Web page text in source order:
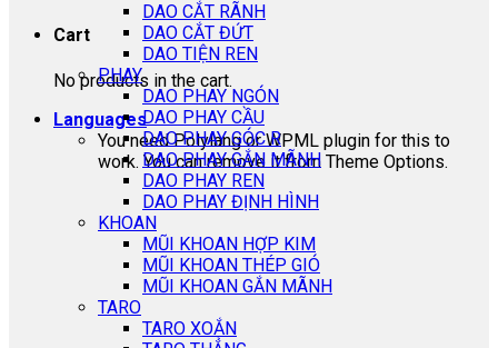
Cart
No products in the cart.
Languages
You need Polylang or WPML plugin for this to
work. You can remove it from Theme Options.
DAO CẮT RÃNH
DAO CẮT ĐỨT
DAO TIỆN REN
PHAY
DAO PHAY NGÓN
DAO PHAY CẦU
DAO PHAY GÓC R
DAO PHAY GẮN MÃNH
DAO PHAY REN
DAO PHAY ĐỊNH HÌNH
KHOAN
MŨI KHOAN HỢP KIM
MŨI KHOAN THÉP GIÓ
MŨI KHOAN GẮN MÃNH
TARO
TARO XOẮN